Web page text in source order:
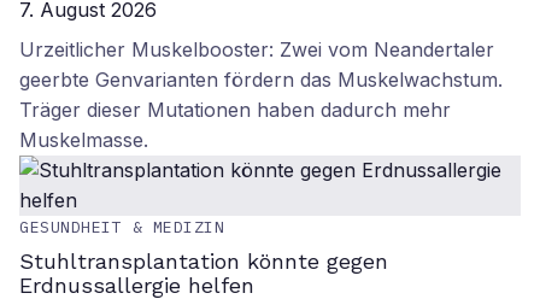
7. August 2026
Urzeitlicher Muskelbooster: Zwei vom Neandertaler
geerbte Genvarianten fördern das Muskelwachstum.
Träger dieser Mutationen haben dadurch mehr
Muskelmasse.
GESUNDHEIT & MEDIZIN
Stuhltransplantation könnte gegen
Erdnussallergie helfen